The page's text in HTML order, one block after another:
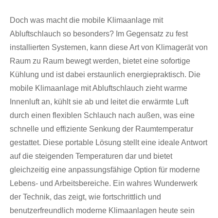
Doch was macht die mobile Klimaanlage mit
Abluftschlauch so besonders? Im Gegensatz zu fest
installierten Systemen, kann diese Art von Klimagerät von
Raum zu Raum bewegt werden, bietet eine sofortige
Kühlung und ist dabei erstaunlich energiepraktisch. Die
mobile Klimaanlage mit Abluftschlauch zieht warme
Innenluft an, kühlt sie ab und leitet die erwärmte Luft
durch einen flexiblen Schlauch nach außen, was eine
schnelle und effiziente Senkung der Raumtemperatur
gestattet. Diese portable Lösung stellt eine ideale Antwort
auf die steigenden Temperaturen dar und bietet
gleichzeitig eine anpassungsfähige Option für moderne
Lebens- und Arbeitsbereiche. Ein wahres Wunderwerk
der Technik, das zeigt, wie fortschrittlich und
benutzerfreundlich moderne Klimaanlagen heute sein